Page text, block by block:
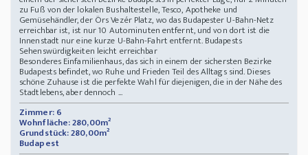
zu Fuß von der lokalen Bushaltestelle, Tesco, Apotheke und
Gemüsehändler, der Örs Vezér Platz, wo das Budapester U-Bahn-Netz
erreichbar ist, ist nur 10 Autominuten entfernt, und von dort ist die
Innenstadt nur eine kurze U-Bahn-Fahrt entfernt. Budapests
Sehenswürdigkeiten leicht erreichbar
Besonderes Einfamilienhaus, das sich in einem der sichersten Bezirke
Budapests befindet, wo Ruhe und Frieden Teil des Alltags sind. Dieses
schöne Zuhause ist die perfekte Wahl für diejenigen, die in der Nähe des
Stadtlebens, aber dennoch ...
Zimmer: 6
Wohnfläche: 280,00m²
Grundstück: 280,00m²
Budapest